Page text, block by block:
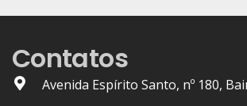
Contatos
Avenida Espírito Santo, nº 180,